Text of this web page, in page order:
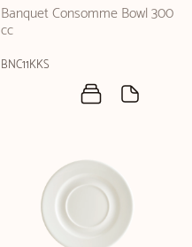
Banquet Consomme Bowl 300
cc
BNC11KKS